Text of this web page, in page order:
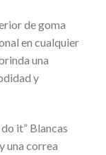
de goma
en cualquier
una
y
it” Blancas
una correa